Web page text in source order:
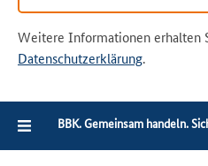
Weitere Informationen erhalten
Datenschutzerklärung.
BBK. Gemeinsam handeln.